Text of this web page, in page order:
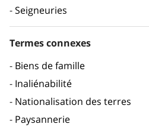
Seigneuries
Termes connexes
Biens de famille
Inaliénabilité
Nationalisation des terres
Paysannerie